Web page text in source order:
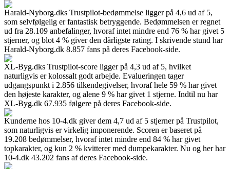
Harald-Nyborg.dks Trustpilot-bedømmelse ligger på 4,6 ud af 5,
som selvfølgelig er fantastisk betryggende. Bedømmelsen er regnet
ud fra 28.109 anbefalinger, hvoraf intet mindre end 76 % har givet 5
stjerner, og blot 4 % giver den dårligste rating. I skrivende stund har
Harald-Nyborg.dk 8.857 fans på deres Facebook-side.
XL-Byg.dks Trustpilot-score ligger på 4,3 ud af 5, hvilket
naturligvis er kolossalt godt arbejde. Evalueringen tager
udgangspunkt i 2.856 tilkendegivelser, hvoraf hele 59 % har givet
den højeste karakter, og alene 9 % har givet 1 stjerne. Indtil nu har
XL-Byg.dk 67.935 følgere på deres Facebook-side.
Kunderne hos 10-4.dk giver dem 4,7 ud af 5 stjerner på Trustpilot,
som naturligvis er virkelig imponerende. Scoren er baseret på
19.208 bedømmelser, hvoraf intet mindre end 84 % har givet
topkarakter, og kun 2 % kvitterer med dumpekarakter. Nu og her har
10-4.dk 43.202 fans af deres Facebook-side.